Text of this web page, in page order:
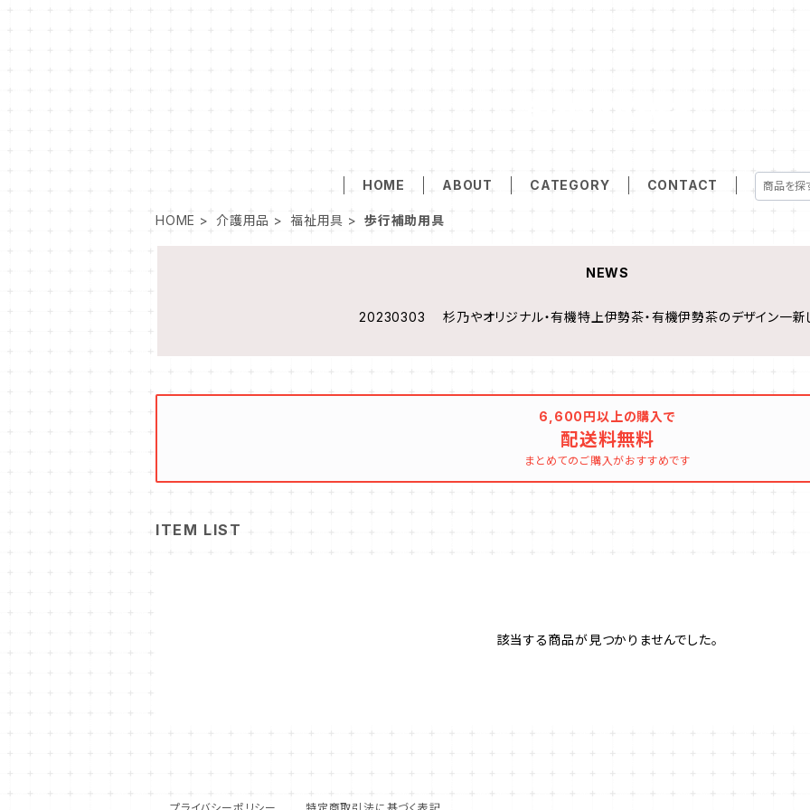
suginoya
HOME ABOUT CATEGORY CONTACT
HOME 介護用品 福祉用具 歩行補助用具
NEWS
20230303 杉乃やオリジナル・有機特上伊勢茶・有機伊勢茶のデザイン一新
6,600円以上の購入で
配送料無料
まとめてのご購入がおすすめです
ITEM LIST
該当する商品が見つかりませんでした。